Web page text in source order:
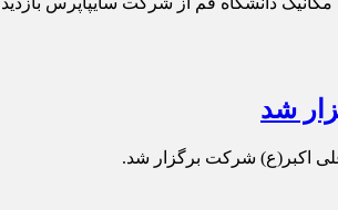
شد
اکبر(ع) شرکت برگزار شد.